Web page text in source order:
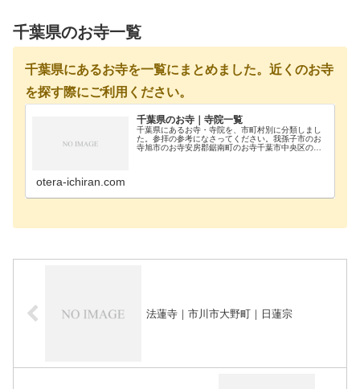
千葉県のお寺一覧
千葉県にあるお寺を一覧にまとめました。近くのお寺
を探す際にご利用ください。
千葉県のお寺｜寺院一覧
千葉県にあるお寺・寺院を、市町村別に分類しまし
た。参拝の参考になさってください。我孫子市のお
寺旭市のお寺安房郡鋸南町のお寺千葉市中央区のお
otera-ichiran.com
法蓮寺｜市川市大野町｜日蓮宗